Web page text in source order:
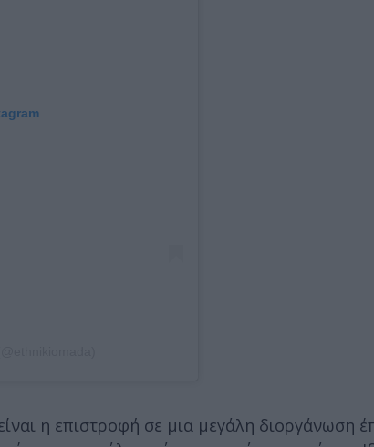
η επιστροφή σε μια μεγάλη διοργάνωση